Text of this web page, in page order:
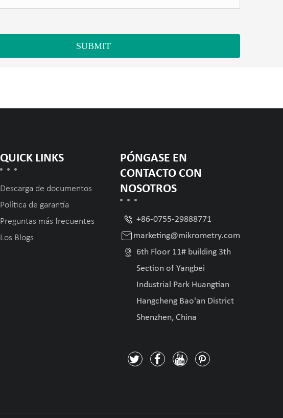
SUBMIT
QUICK LINKS
Descarga de documentos
Política de garantía
Preguntas más frecuentes
Los Blogs
PÓNGASE EN
CONTACTO CON
NOSOTROS
 +86-0755-29888771
 marketing@mikrometry.com
 6th Floor 11# building 3th
Section of Yangbei
Industrial Park Huangtian
Hangcheng Bao'an District
Shenzhen, China
   